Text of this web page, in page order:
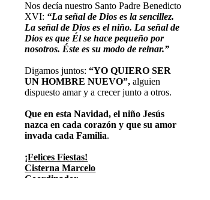
Nos decía nuestro Santo Padre Benedicto
XVI: “La señal de Dios es la sencillez.
La señal de Dios es el niño. La señal de
Dios es que Él se hace pequeño por
nosotros. Éste es su modo de reinar.”
Digamos juntos:“YO QUIERO SER
UN HOMBRE NUEVO”, alguien
dispuesto amar y a crecer junto a otros.
Que en esta Navidad, el niño Jesús
nazca en cada corazón y que su amor
invada cada Familia.
¡Felices Fiestas!
Cisterna Marcelo
Coordinador